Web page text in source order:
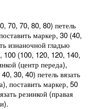
70, 70, 80, 80) петель
маркер, 30 (40,
изнаночной гладью
100 (100, 120, 120, 140,
(центр переда),
30, 40) петель вязать
поставить маркер, 50
резинкой (правая